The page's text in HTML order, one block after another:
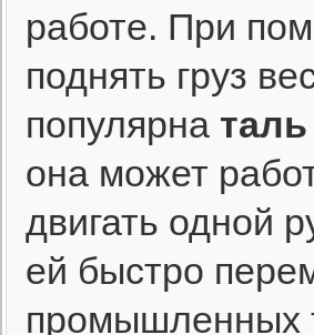
работе. При
поднять груз
популярна
она может
двигать одной
ей быстро
промышленных